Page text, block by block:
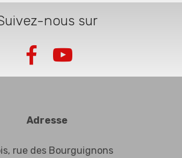
nous sur
Adresse
rue des Bourguignons